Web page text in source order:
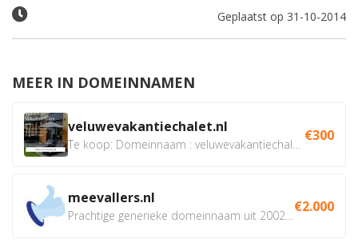
Geplaatst op 31-10-2014
MEER IN DOMEINNAMEN
veluwevakantiechalet.nl €300
meevallers.nl €2.000